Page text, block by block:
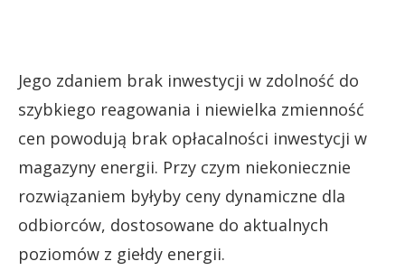
Jego zdaniem brak inwestycji w zdolność do
szybkiego reagowania i niewielka zmienność
cen powodują brak opłacalności inwestycji w
magazyny energii. Przy czym niekoniecznie
rozwiązaniem byłyby ceny dynamiczne dla
odbiorców, dostosowane do aktualnych
poziomów z giełdy energii.